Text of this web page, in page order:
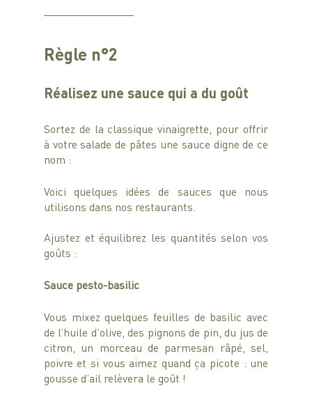
Règle n°2
Réalisez une sauce qui a du goût
Sortez de la classique vinaigrette, pour offrir
à votre salade de pâtes une sauce digne de ce
nom :
Voici quelques idées de sauces que nous
utilisons dans nos restaurants.
Ajustez et équilibrez les quantités selon vos
goûts :
Sauce pesto-basilic
Vous mixez quelques feuilles de basilic avec
de l’huile d’olive, des pignons de pin, du jus de
citron, un morceau de parmesan râpé, sel,
poivre et si vous aimez quand ça picote : une
gousse d’ail relèvera le goût !